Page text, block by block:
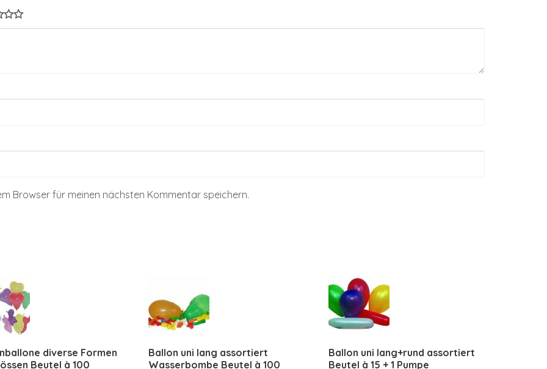
Browser für meinen nächsten Kommentar speichern.
diverse Formen
Beutel à 100
Ballon uni lang assortiert
Wasserbombe Beutel à 100
Ballon uni lang+rund assortiert
Beutel à 15 + 1 Pumpe